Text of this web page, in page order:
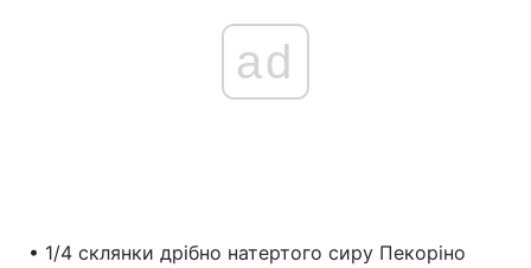
ad
• 1/4 склянки дрібно натертого сиру Пекоріно